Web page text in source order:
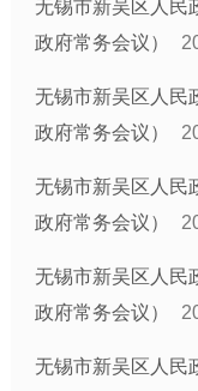
无锡市新吴区人民
政府常务会议）
无锡市新吴区人民
政府常务会议）
无锡市新吴区人民
政府常务会议）
无锡市新吴区人民
政府常务会议）
无锡市新吴区人民